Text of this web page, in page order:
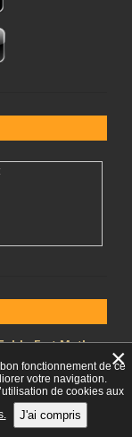
5 et Mythos
…
pointe à des
France, nuage
fonctionnement de ce
votre navigation.
de cookies aux
J'ai compris
×